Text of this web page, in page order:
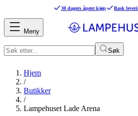
30 dagers åpent kjøp Rask
Søk
Meny
Hjem
/
Butikker
/
Lampehuset Lade Arena